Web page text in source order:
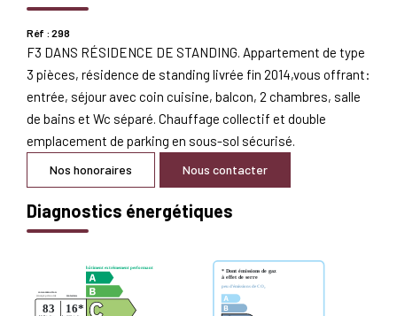
Réf : 298
F3 DANS RÉSIDENCE DE STANDING. Appartement de type
3 pièces, résidence de standing livrée fin 2014,vous offrant:
entrée, séjour avec coin cuisine, balcon, 2 chambres, salle
de bains et Wc séparé. Chauffage collectif et double
emplacement de parking en sous-sol sécurisé.
Nos honoraires Nous contacter
Diagnostics énergétiques